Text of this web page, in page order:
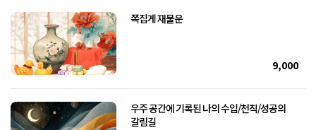
쪽집게 재물운
9,000
우주 공간에 기록된 나의 수입/천직/성공의
갈림길